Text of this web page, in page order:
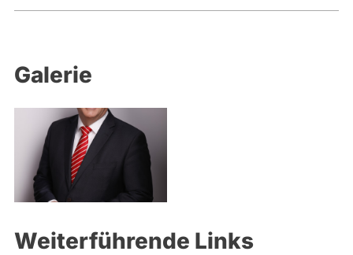
Galerie
Weiterführende Links